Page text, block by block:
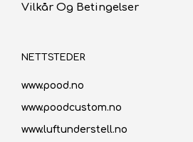
Vilkår Og Betingelser
NETTSTEDER
www.pood.no
www.poodcustom.no
www.luftunderstell.no